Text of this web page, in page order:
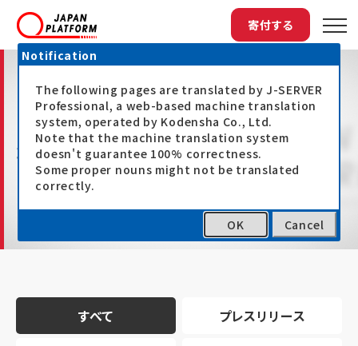
寄付する
最新情報
すべて プレスリリース
Notification
The following pages are translated by J-SERVER
Professional, a web-based machine translation
system, operated by Kodensha Co., Ltd.
Note that the machine translation system
doesn't guarantee 100% correctness.
Some proper nouns might not be translated
correctly.
OK Cancel